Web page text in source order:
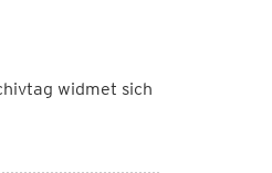
widmet sich